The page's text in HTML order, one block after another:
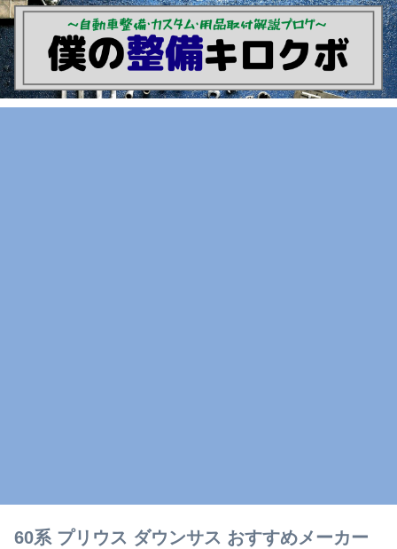
60系 プリウス ダウンサス おすすめメーカー